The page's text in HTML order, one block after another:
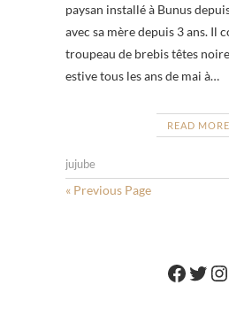
paysan installé à Bunus
avec sa mère depuis 3 ans. Il
troupeau de brebis têtes
estive tous les ans de mai à…
READ MORE
jujube
« Previous Page